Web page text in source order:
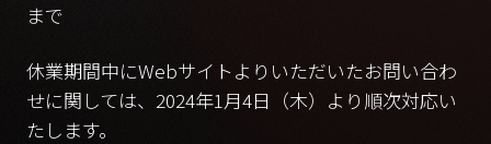
まで
休業期間中にWebサイトよりいただいたお問い合わ
せに関しては、2024年1月4日（木）より順次対応い
たします。